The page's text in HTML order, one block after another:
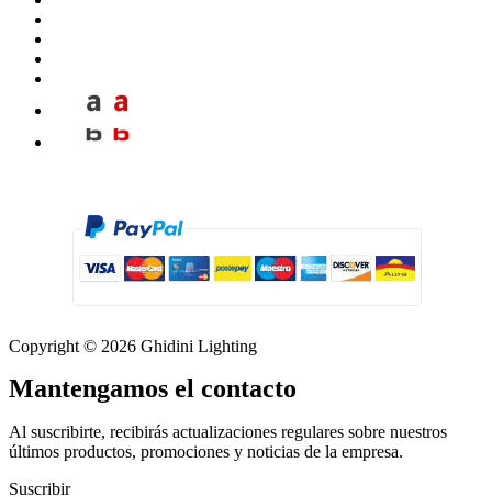
Copyright © 2026 Ghidini Lighting
Mantengamos el contacto
Al suscribirte, recibirás actualizaciones regulares sobre nuestros
últimos productos, promociones y noticias de la empresa.
Suscribir